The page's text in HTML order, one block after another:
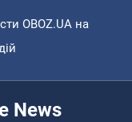
OBOZ.UA на
News